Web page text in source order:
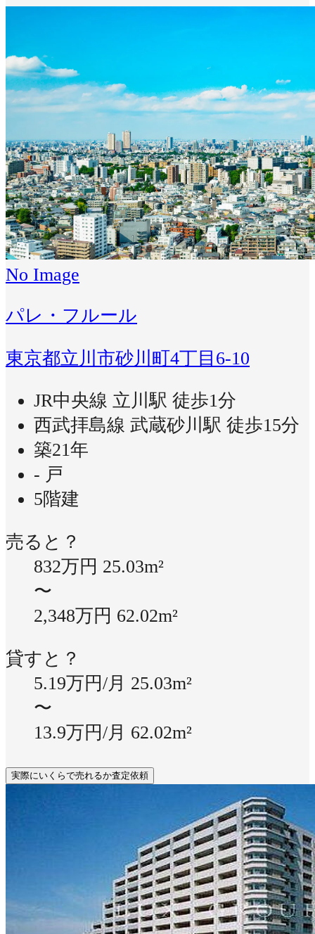
No Image
パレ・フルール
東京都立川市砂川町4丁目6-10
JR中央線 立川駅 徒歩1分
西武拝島線 武蔵砂川駅 徒歩15分
築21年
- 戸
5階建
売ると？
832万円 25.03m²
〜
2,348万円 62.02m²
貸すと？
5.19万円/月 25.03m²
〜
13.9万円/月 62.02m²
実際にいくらで売れるか査定依頼